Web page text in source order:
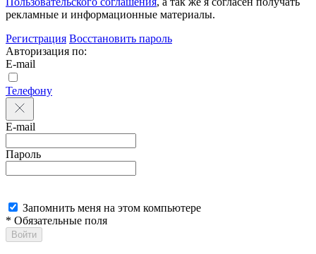
рекламные и информационные материалы.
Регистрация Восстановить пароль
Авторизация по:
E-mail
Телефону
E-mail
Пароль
Запомнить меня на этом компьютере
* Обязательные поля
Войти